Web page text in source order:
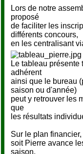
Lors de notre
proposé
de faciliter les
différents concours,
en les centralisant
Le tableau présente
adhérent
ainsi que le bureau
saison ou d'année)
peut y retrouver les
que
les résultats
Sur le plan
soit Pierre avance
saison,